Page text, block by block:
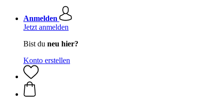
Anmelden
Jetzt anmelden
Bist du neu hier?
Konto erstellen